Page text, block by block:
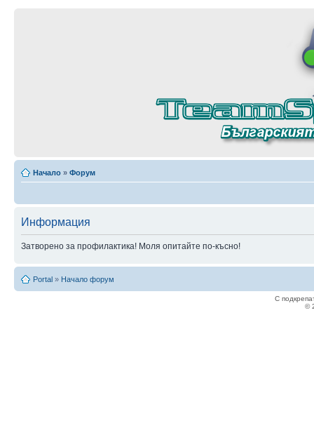
Начало » Форум
Информация
Затворено за профилактика! Моля опитайте по-късно!
Portal » Начало форум
С
©